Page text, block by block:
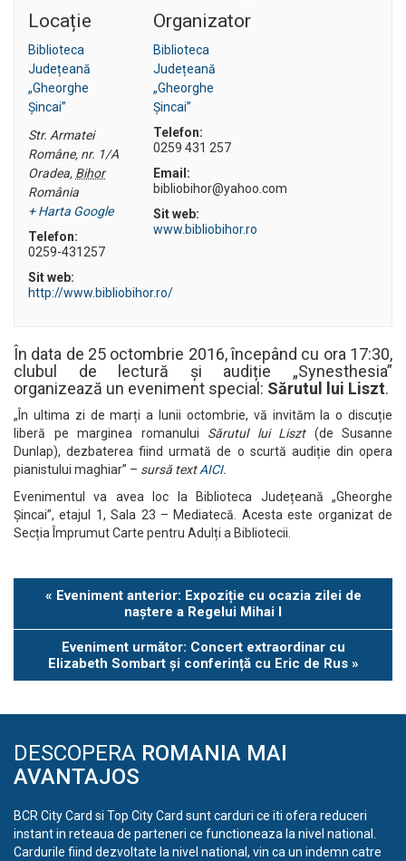
Locație
Biblioteca
Județeană
„Gheorghe
Șincai”
Str. Armatei
Române, nr. 1/A
Oradea, Bihor
România
+ Harta Google
Telefon:
0259-431257
Sit web:
http://www.bibliobihor.ro/
Organizator
Biblioteca
Județeană
„Gheorghe
Șincai”
Telefon:
0259 431 257
Email:
bibliobihor@yahoo.com
Sit web:
www.bibliobihor.ro
În data de 25 octombrie 2016, începând cu ora 17:30,
clubul de lectură și audiție „Synesthesia”
organizează un eveniment special: Sărutul lui Liszt.
„În ultima zi de marți a lunii octombrie, vă invităm la o discuție
liberă pe marginea romanului Sărutul lui Liszt (de Susanne
Dunlap), dezbaterea fiind urmată de o scurtă audiție din opera
pianistului maghiar” – sursă textAICI.
Evenimentul va avea loc la Biblioteca Județeană „Gheorghe
Șincai”, etajul 1, Sala 23 – Mediatecă. Acesta este organizat de
Secția Împrumut Carte pentru Adulți a Bibliotecii.
Eveniment
« Eveniment anterior: Expoziție cu ocazia zilei de
naștere a Regelui Mihai I
Eveniment următor: Concert extraordinar cu
Elizabeth Sombart și conferință cu Eric de Rus »
DESCOPERA ROMANIA MAI
AVANTAJOS
BCR City Card si Top City Card sunt carduri ce iti ofera reduceri
instant in reteaua de parteneri ce functioneaza la nivel national.
Cardurile fiind dezvoltate la nivel national, vin ca un indemn catre